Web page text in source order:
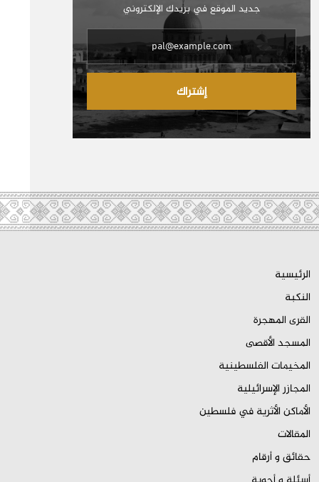
جديد الموقع في بريدك الإلكتروني
إشتراك
الرئيسية
النكبة
القرى المهجرة
المسجد الأقصى
المخيمات الفلسطينية
المجازر الإسرائيلية
الأماكن الأثرية في فلسطين
المقالات
حقائق و أرقام